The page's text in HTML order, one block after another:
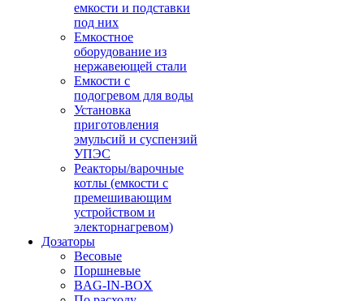
емкости и подставки
под них
Емкостное
оборудование из
нержавеющей стали
Емкости с
подогревом для воды
Установка
приготовления
эмульсий и суспензий
УПЭС
Реакторы/варочные
котлы (емкости с
премешивающим
устройством и
электорнагревом)
Дозаторы
Весовые
Поршневые
BAG-IN-BOX